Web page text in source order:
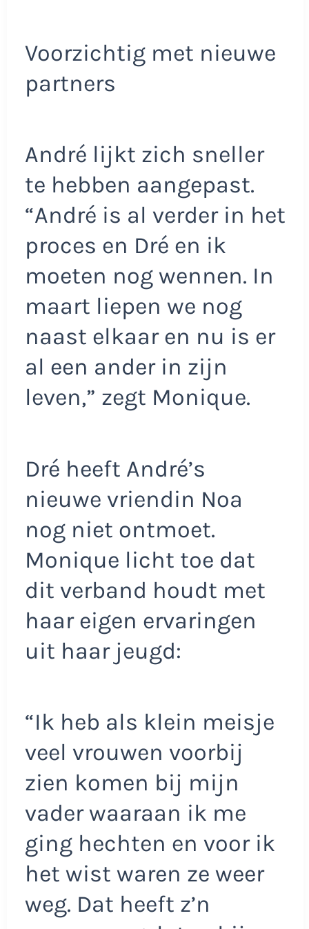
Voorzichtig met nieuwe
partners
André lijkt zich sneller
te hebben aangepast.
“André is al verder in het
proces en Dré en ik
moeten nog wennen. In
maart liepen we nog
naast elkaar en nu is er
al een ander in zijn
leven,” zegt Monique.
Dré heeft André’s
nieuwe vriendin Noa
nog niet ontmoet.
Monique licht toe dat
dit verband houdt met
haar eigen ervaringen
uit haar jeugd:
“Ik heb als klein meisje
veel vrouwen voorbij
zien komen bij mijn
vader waaraan ik me
ging hechten en voor ik
het wist waren ze weer
weg. Dat heeft z’n